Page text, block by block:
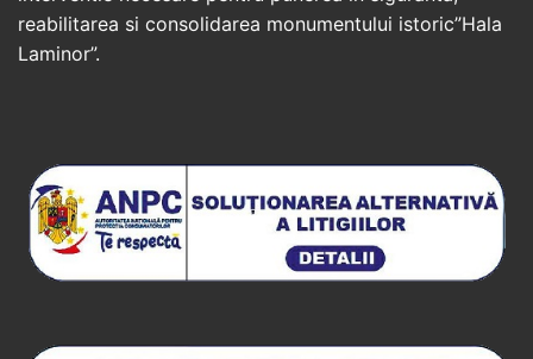
reabilitarea si consolidarea monumentului istoric”Hala
Laminor”.